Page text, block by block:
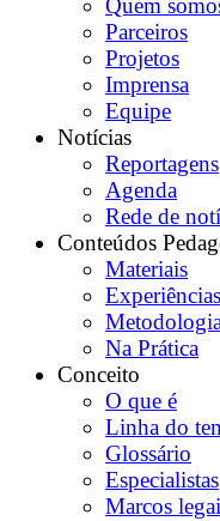
Quem
Parceiros
Projetos
Imprensa
Equipe
Notícias
Reportagens
Agenda
Rede de
Conteúdos
Materiais
Experiências
Na Prática
Conceito
O que é
Linha do
Glossário
Especialistas
Marcos